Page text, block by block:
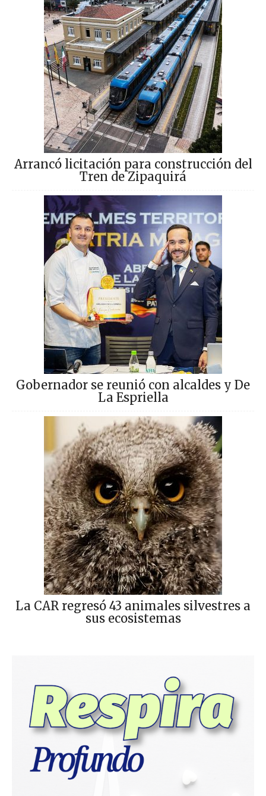
Arrancó licitación para construcción del
Tren de Zipaquirá
Gobernador se reunió con alcaldes y De
La Espriella
La CAR regresó 43 animales silvestres a
sus ecosistemas